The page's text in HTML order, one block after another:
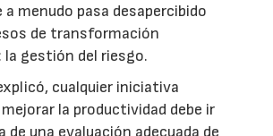
a menudo pasa desapercibido
de transformación
la gestión del riesgo.
cualquier iniciativa
la productividad debe ir
de una evaluación adecuada de